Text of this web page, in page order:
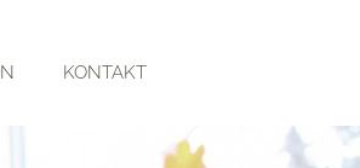
KONTAKT